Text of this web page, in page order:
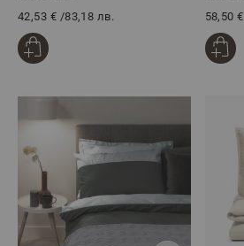
42,53 € /83,18 лв. 58,50 €